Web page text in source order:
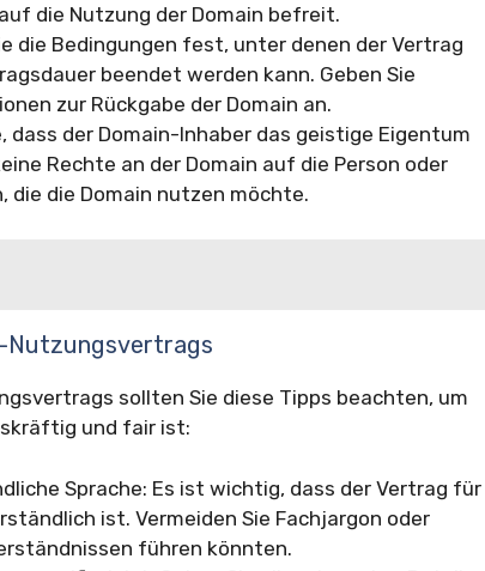
die Nutzung der Domain befreit.
die Bedingungen fest, unter denen der Vertrag
beendet werden kann. Geben Sie
zur Rückgabe der Domain an.
dass der Domain-Inhaber das geistige Eigentum
Rechte an der Domain auf die Person oder
die die Domain nutzen möchte.
Nutzungsvertrags
sollten Sie diese Tipps beachten, um
und fair ist:
Sprache: Es ist wichtig, dass der Vertrag für
ist. Vermeiden Sie Fachjargon oder
führen könnten.